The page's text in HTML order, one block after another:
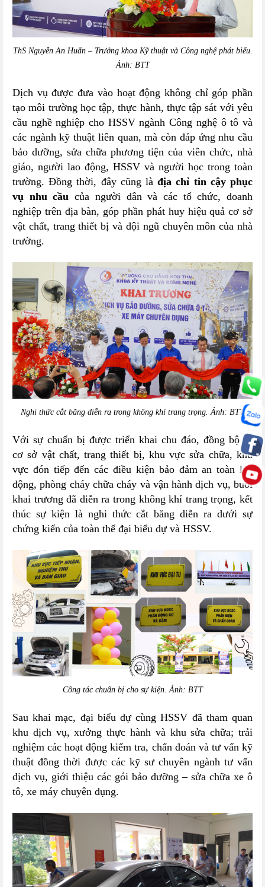
ThS Nguyễn An Huấn – Trưởng khoa Kỹ thuật và Công nghệ phát biểu.
Ảnh: BTT
Dịch vụ được đưa vào hoạt động không chỉ góp phần
tạo môi trường học tập, thực hành, thực tập sát với yêu
cầu nghề nghiệp cho HSSV ngành Công nghệ ô tô và
các ngành kỹ thuật liên quan, mà còn đáp ứng nhu cầu
bảo dưỡng, sửa chữa phương tiện của viên chức, nhà
giáo, người lao động, HSSV và người học trong toàn
trường. Đồng thời, đây cũng làđịa chỉ tin cậy phục
vụ nhu cầu của người dân và các tổ chức, doanh
nghiệp trên địa bàn, góp phần phát huy hiệu quả cơ sở
vật chất, trang thiết bị và đội ngũ chuyên môn của nhà
trường.
Nghi thức cắt băng diễn ra trong không khí trang trọng. Ảnh: BTT
Với sự chuẩn bị được triển khai chu đáo, đồng bộ từ
cơ sở vật chất, trang thiết bị, khu vực sửa chữa, khu
vực đón tiếp đến các điều kiện bảo đảm an toàn lao
động, phòng cháy chữa cháy và vận hành dịch vụ, buổi
khai trương đã diễn ra trong không khí trang trọng, kết
thúc sự kiện là nghi thức cắt băng diễn ra dưới sự
chứng kiến của toàn thể đại biểu dự và HSSV.
Công tác chuẩn bị cho sự kiện. Ảnh: BTT
Sau khai mạc, đại biểu dự cùng HSSV đã tham quan
khu dịch vụ, xưởng thực hành và khu sửa chữa; trải
nghiệm các hoạt động kiểm tra, chẩn đoán và tư vấn kỹ
thuật đồng thời được các kỹ sư chuyên ngành tư vấn
dịch vụ, giới thiệu các gói bảo dưỡng – sửa chữa xe ô
tô, xe máy chuyên dụng.